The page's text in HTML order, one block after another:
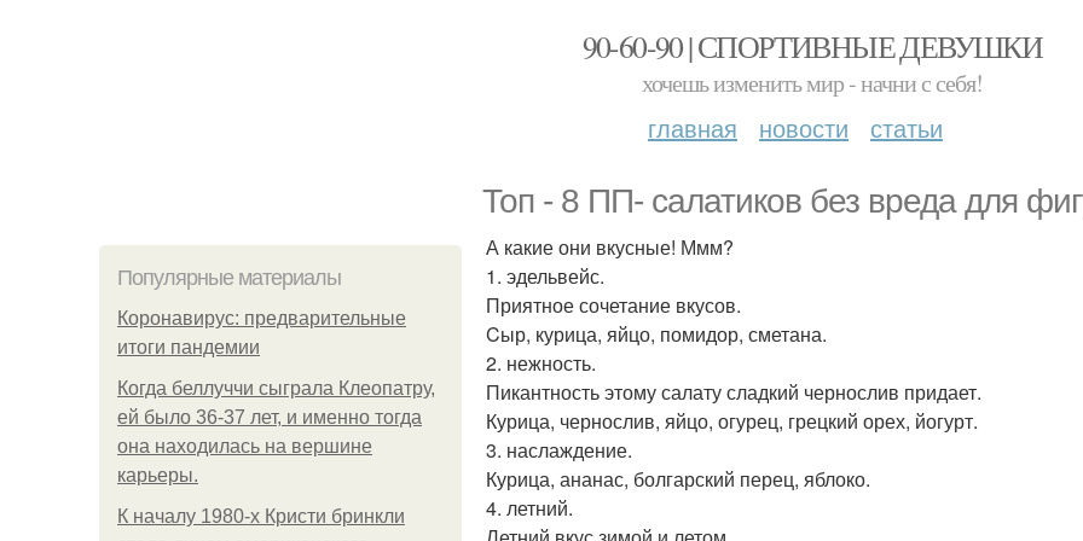
90-60-90 | СПОРТИВНЫЕ ДЕВУШКИ
хочешь изменить мир - начни с себя!
главная новости статьи
Топ - 8 ПП- салатиков без вреда для
Популярные материалы
Коронавирус: предварительные
итоги пандемии
Когда беллуччи сыграла Клеопатру,
ей было 36-37 лет, и именно тогда
она находилась на вершине
карьеры.
К началу 1980-х Кристи бринкли
А какие они вкусные! Ммм?
1. эдельвейс.
Приятное сочетание вкусов.
Cыр, курица, яйцо, помидор, сметана.
2. нежность.
Пикантность этому салату сладкий чернослив придает.
Курица, чернослив, яйцо, огурец, грецкий орех, йогурт.
3. наслаждение.
Курица, ананас, болгарский перец, яблоко.
4. летний.